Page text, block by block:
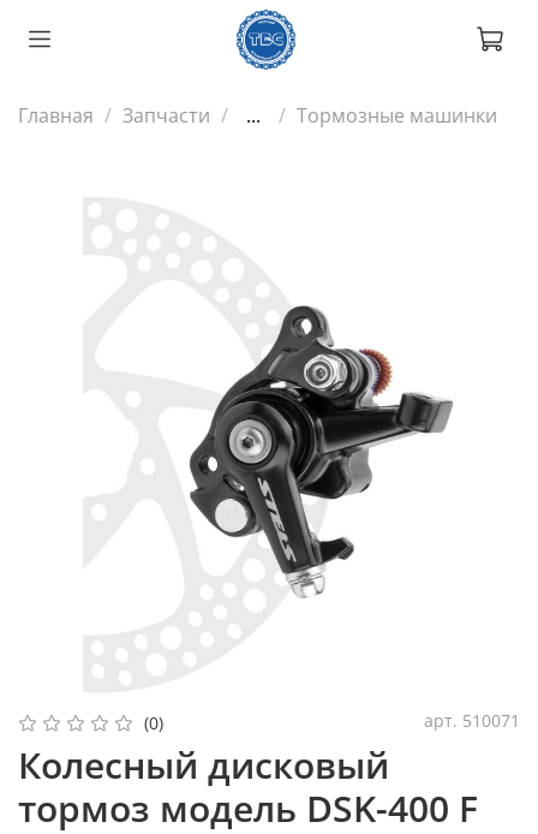
Главная Запчасти ... Тормозные машинки
(0) арт. 510071
Колесный дисковый
тормоз модель DSK-400 F